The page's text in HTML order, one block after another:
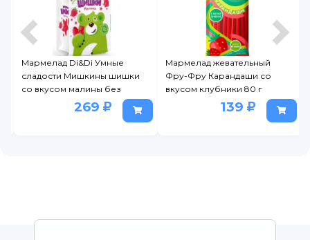
Мармелад Di&Di Умные
сладости Мишкины шишки
со вкусом малины без
269
Мармелад жевательный
Фру-Фру Карандаши со
вкусом клубники 80 г
139